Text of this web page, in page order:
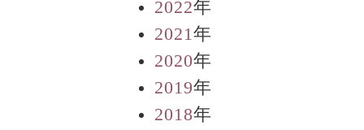
2022年
2021年
2020年
2019年
2018年